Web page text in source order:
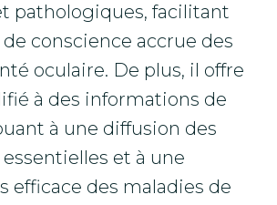
pathologiques, facilitant
conscience accrue des
oculaire. De plus, il offre
à des informations de
à une diffusion des
et à une
efficace des maladies de